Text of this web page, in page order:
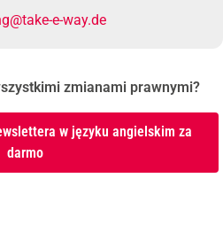
e-way.de
zmianami prawnymi?
w języku angielskim za
darmo